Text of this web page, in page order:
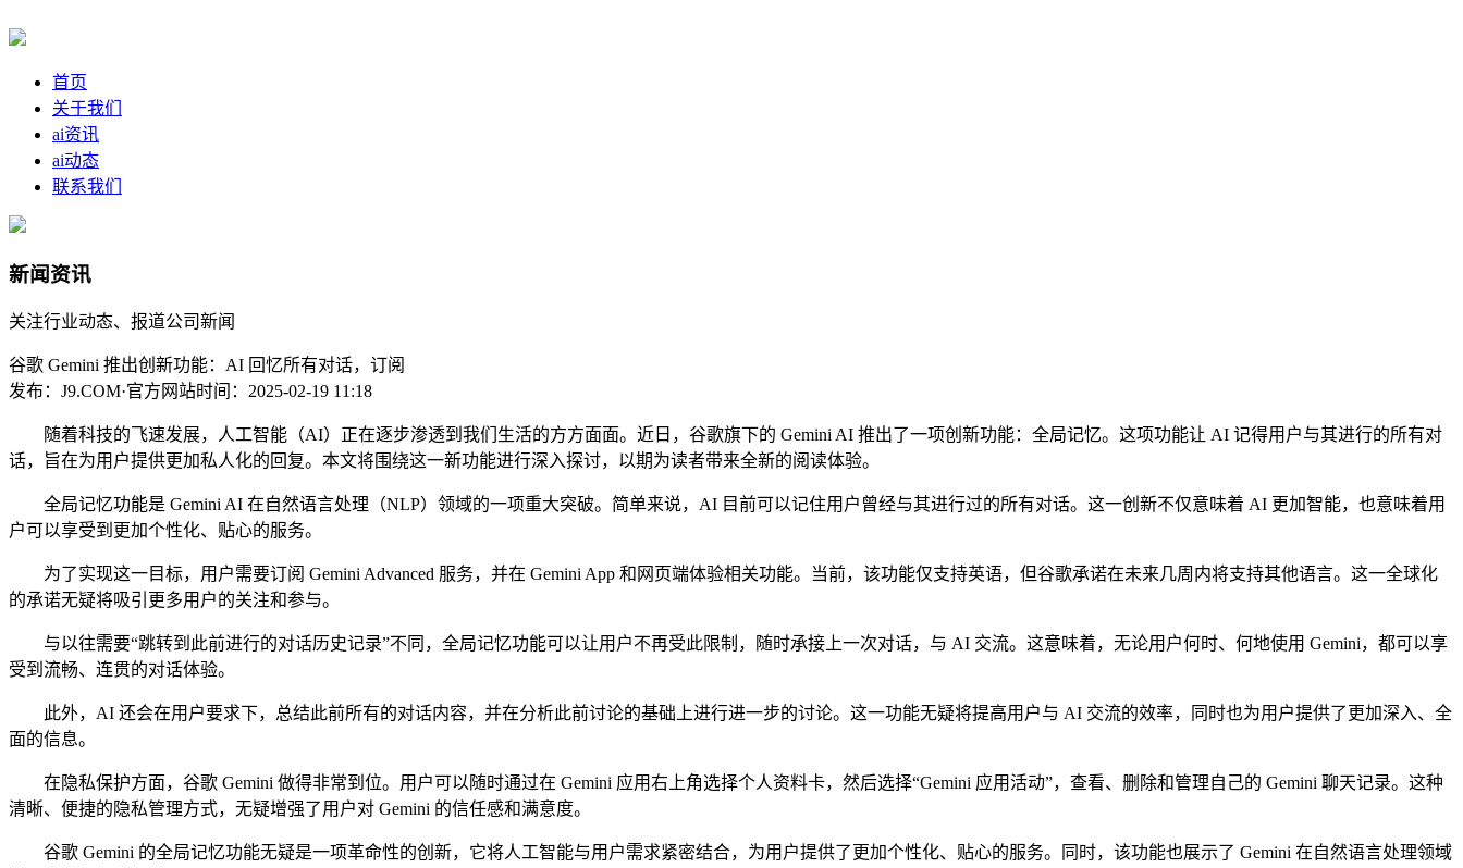
首页
关于我们
ai资讯
ai动态
联系我们
新闻资讯
关注行业动态、报道公司新闻
谷歌 Gemini 推出创新功能：AI 回忆所有对话，订阅
发布：J9.COM·官方网站时间：2025-02-19 11:18
随着科技的飞速发展，人工智能（AI）正在逐步渗透到我们生活的方方面面。近日，谷歌旗下的 Gemini AI 推出了一项创新功能：全局记忆。这项功能让 AI 记得用户与其进行的所有对
话，旨在为用户提供更加私人化的回复。本文将围绕这一新功能进行深入探讨，以期为读者带来全新的阅读体验。
全局记忆功能是 Gemini AI 在自然语言处理（NLP）领域的一项重大突破。简单来说，AI 目前可以记住用户曾经与其进行过的所有对话。这一创新不仅意味着 AI 更加智能，也意味着用
户可以享受到更加个性化、贴心的服务。
为了实现这一目标，用户需要订阅 Gemini Advanced 服务，并在 Gemini App 和网页端体验相关功能。当前，该功能仅支持英语，但谷歌承诺在未来几周内将支持其他语言。这一全球化
的承诺无疑将吸引更多用户的关注和参与。
与以往需要“跳转到此前进行的对话历史记录”不同，全局记忆功能可以让用户不再受此限制，随时承接上一次对话，与 AI 交流。这意味着，无论用户何时、何地使用 Gemini，都可以享
受到流畅、连贯的对话体验。
此外，AI 还会在用户要求下，总结此前所有的对话内容，并在分析此前讨论的基础上进行进一步的讨论。这一功能无疑将提高用户与 AI 交流的效率，同时也为用户提供了更加深入、全
面的信息。
在隐私保护方面，谷歌 Gemini 做得非常到位。用户可以随时通过在 Gemini 应用右上角选择个人资料卡，然后选择“Gemini 应用活动”，查看、删除和管理自己的 Gemini 聊天记录。这种
清晰、便捷的隐私管理方式，无疑增强了用户对 Gemini 的信任感和满意度。
谷歌 Gemini 的全局记忆功能无疑是一项革命性的创新，它将人工智能与用户需求紧密结合，为用户提供了更加个性化、贴心的服务。同时，该功能也展示了 Gemini 在自然语言处理领域